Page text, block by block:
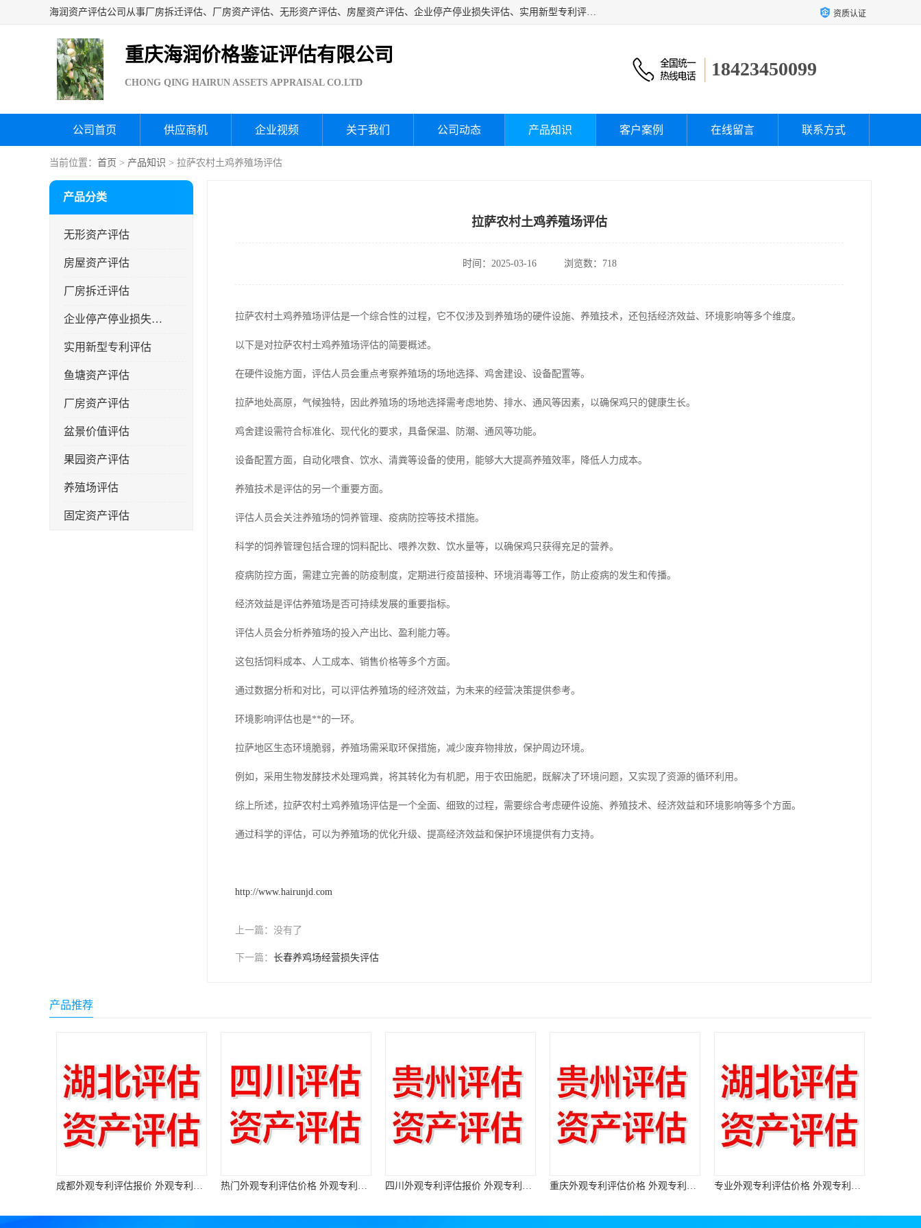
海润资产评估公司从事厂房拆迁评估、厂房资产评估、无形资产评估、房屋资产评估、企业停产停业损失评估、实用新型专利评估、果园资产评估、盆景价值评估、鱼塘资产评估等资产评估；从成立至今我司已经服务了全国几千家公司企业和事业单位，我们有着丰富的房屋、厂房、园林、企业拆迁等评估经验。 资质认证
重庆海润价格鉴证评估有限公司
CHONG QING HAIRUN ASSETS APPRAISAL CO.LTD
18423450099
公司首页 供应商机 企业视频 关于我们 公司动态 产品知识 客户案例 在线留言 联系方式
当前位置： 首页 > 产品知识 > 拉萨农村土鸡养殖场评估
产品分类
无形资产评估
房屋资产评估
厂房拆迁评估
企业停产停业损失评估
实用新型专利评估
鱼塘资产评估
厂房资产评估
盆景价值评估
果园资产评估
养殖场评估
固定资产评估
拉萨农村土鸡养殖场评估
时间：2025-03-16 浏览数：718
拉萨农村土鸡养殖场评估是一个综合性的过程，它不仅涉及到养殖场的硬件设施、养殖技术，还包括经济效益、环境影响等多个维度。
以下是对拉萨农村土鸡养殖场评估的简要概述。
在硬件设施方面，评估人员会重点考察养殖场的场地选择、鸡舍建设、设备配置等。
拉萨地处高原，气候独特，因此养殖场的场地选择需考虑地势、排水、通风等因素，以确保鸡只的健康生长。
鸡舍建设需符合标准化、现代化的要求，具备保温、防潮、通风等功能。
设备配置方面，自动化喂食、饮水、清粪等设备的使用，能够大大提高养殖效率，降低人力成本。
养殖技术是评估的另一个重要方面。
评估人员会关注养殖场的饲养管理、疫病防控等技术措施。
科学的饲养管理包括合理的饲料配比、喂养次数、饮水量等，以确保鸡只获得充足的营养。
疫病防控方面，需建立完善的防疫制度，定期进行疫苗接种、环境消毒等工作，防止疫病的发生和传播。
经济效益是评估养殖场是否可持续发展的重要指标。
评估人员会分析养殖场的投入产出比、盈利能力等。
这包括饲料成本、人工成本、销售价格等多个方面。
通过数据分析和对比，可以评估养殖场的经济效益，为未来的经营决策提供参考。
环境影响评估也是**的一环。
拉萨地区生态环境脆弱，养殖场需采取环保措施，减少废弃物排放，保护周边环境。
例如，采用生物发酵技术处理鸡粪，将其转化为有机肥，用于农田施肥，既解决了环境问题，又实现了资源的循环利用。
综上所述，拉萨农村土鸡养殖场评估是一个全面、细致的过程，需要综合考虑硬件设施、养殖技术、经济效益和环境影响等多个方面。
通过科学的评估，可以为养殖场的优化升级、提高经济效益和保护环境提供有力支持。
http://www.hairunjd.com
上一篇： 没有了
下一篇： 长春养鸡场经营损失评估
产品推荐
成都外观专利评估报价 外观专利评估机构 热门外观专利评估价格 外观专利评估 四川外观专利评估报价 外观专利评估报告 重庆外观专利评估价格 外观专利评估机构 专业外观专利评估价格 外观专利评估